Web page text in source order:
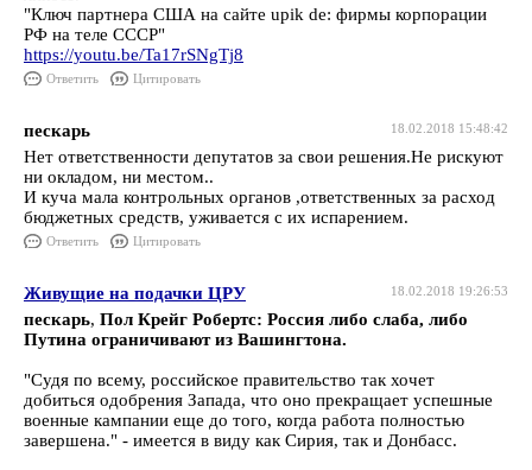
"Ключ партнера США на сайте upik de: фирмы корпорации
РФ на теле СССР"
https://youtu.be/Ta17rSNgTj8
Ответить Цитировать
18.02.2018 15:48:42
пескарь
Нет ответственности депутатов за свои решения.Не рискуют
ни окладом, ни местом..
И куча мала контрольных органов ,ответственных за расход
бюджетных средств, уживается с их испарением.
Ответить Цитировать
18.02.2018 19:26:53
Живущие на подачки ЦРУ
пескарь, Пол Крейг Робертс: Россия либо слаба, либо
Путина ограничивают из Вашингтона.
"Судя по всему, российское правительство так хочет
добиться одобрения Запада, что оно прекращает успешные
военные кампании еще до того, когда работа полностью
завершена." - имеется в виду как Сирия, так и Донбасс.